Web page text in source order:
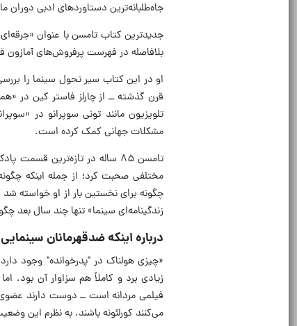
جاه‌طلبانه‌ترین دستاوردهای ادبی
جدیدترین کتاب تامسن با عنوان
بلافاصله در فهرست پرفروش‌های آمازون
او در این کتاب سیر تحول سینما را
قرن گذشته ــ از چارلز فاستر کین در
تلویزیون مانند تونی سوپرانو در
مشکلات جهانی کمک کرده است.
تامسن ۸۵ ساله در تازه‌ترین
مختلفی صحبت کرد؛ از جمله اینکه
زندگینامه‌ای سینما» تنها چند سال
درباره اینکه ضدقهرمانان
«چیزی هولناک در "پدرخوانده" وجود
زیادی برد و کاملاً هم سزاوار آن بود.
فیلمی مردانه است ــ دوست دارند
می‌کنند کورلئونه باشند. به نظرم این